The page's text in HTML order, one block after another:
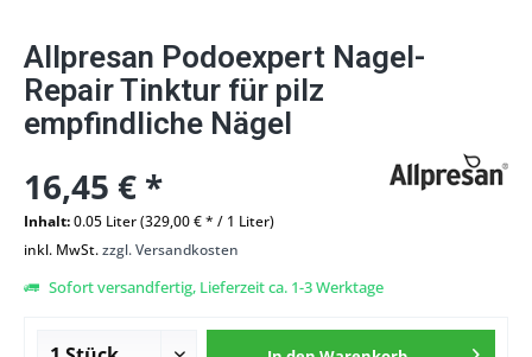
Allpresan Podoexpert Nagel-
Repair Tinktur für pilz
empfindliche Nägel
16,45 € *
Inhalt:0.05 Liter (329,00 € * / 1 Liter)
inkl. MwSt.zzgl. Versandkosten
Sofort versandfertig, Lieferzeit ca. 1-3 Werktage